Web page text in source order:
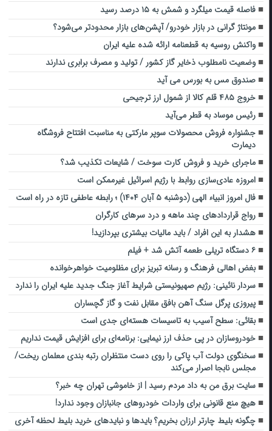
فاصله قیمت میلگرد و شمش به ۱۵ درصد رسید
مونتاژ گرانی در بازار خودرو/ آپشن‌های بازار محدودتر می‌شود؟
واکنش روسیه به قطعنامه ارائه شده علیه ایران
وضعیت نامطلوب ذخایر گاز کشور / تولید و مصرف برابری ندارند
صندوق مس به بورس می آید
خروج ۴۸۵ قلم کالا از شمول ارز ترجیحی
رئیس موساد به قطر می‌آید
جشنواره فروش محصولات سوپر مارکتی به مناسبت افتتاح فروشگاه
دیمارت
ماجرای خرید و فروش کارت سوخت / شایعات تکذیب شد؟
امروزه عادی‌سازی روابط با رژیم‌ اسرائیل غیرممکن است
فال امروز انبیاء الهی (دوشنبه ۵ آبان ۱۴۰۴) ؛ رابطه عاطفی تازه در راه است
رواج قراردادهای چند ماهه و درد سرهای کارگران
هشدار به این افراد / باید مالیات بیشتری بپردازید!
۶ دستگاه تریلی طعمه آتش شد + فیلم
بغض اهالی فرهنگ و رسانه تبریز برای مظلومیت خواهرخوانده
سردار نائینی: رژیم صهیونیستی شرایط آغاز جنگ جدید علیه ایران را ندارد
پیروزی پرگل سنگ آهن بافق مقابل نفت و گاز گچساران
بقائی: سطح آسیب به تاسیسات هسته‌ای جدی است
خودروسازان در پی حذف ارز نیمایی: برنامه‌ای برای افزایش قیمت نداریم
سخنگوی دولت آب پاکی را روی دست منتظران رتبه بندی معلمان ریخت/
مجلس نابجا اصرار می‌کند
سایت برق من به داد مردم رسید | از خاموشی تهران چه خبر؟
هیچ منع قانونی برای واردات خودروهای جانبازان وجود ندارد!
چگونه بلیط چارتر ارزان بخریم؟ بایدها و نبایدهای خرید بلیط لحظه آخری